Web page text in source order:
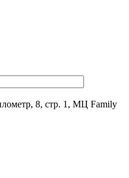
8, стр. 1, МЦ Family